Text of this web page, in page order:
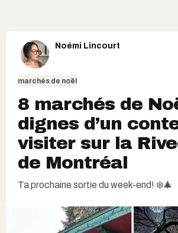
Noémi Lincourt
marchés de noël
8 marchés de
dignes d’un
visiter sur la
de Montréal
Ta prochaine sortie du week-end! ❄️🎄